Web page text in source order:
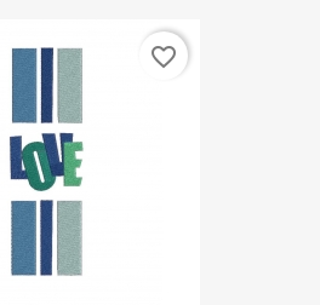
favorite_border